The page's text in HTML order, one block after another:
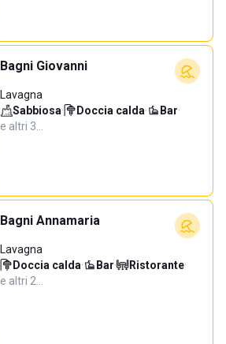
Bagni Giovanni
Lavagna
Sabbiosa· Doccia calda· Bar·
e altri 3…
Bagni Annamaria
Lavagna
Doccia calda· Bar· Ristorante·
e altri 2…